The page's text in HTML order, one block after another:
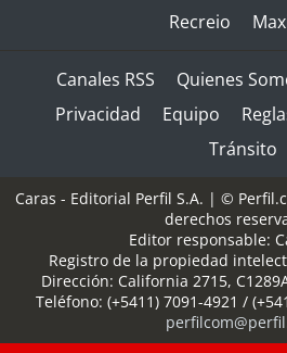
Recreio
Canales RSS Quienes
Privacidad
Equipo
Tránsito
Caras - Editorial Perfil S.A. | ©
derechos
Editor responsable:
Registro de la propiedad
Dirección: California 2715,
Teléfono: (+5411) 7091-4921 /